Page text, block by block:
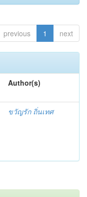
previous 1 next
Author(s)
ขวัญรัก ถิ่นเทศ